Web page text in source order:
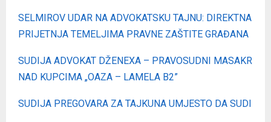
SELMIROV UDAR NA ADVOKATSKU TAJNU: DIREKTNA
PRIJETNJA TEMELJIMA PRAVNE ZAŠTITE GRAĐANA
SUDIJA ADVOKAT DŽENEXA – PRAVOSUDNI MASAKR
NAD KUPCIMA „OAZA – LAMELA B2”
SUDIJA PREGOVARA ZA TAJKUNA UMJESTO DA SUDI